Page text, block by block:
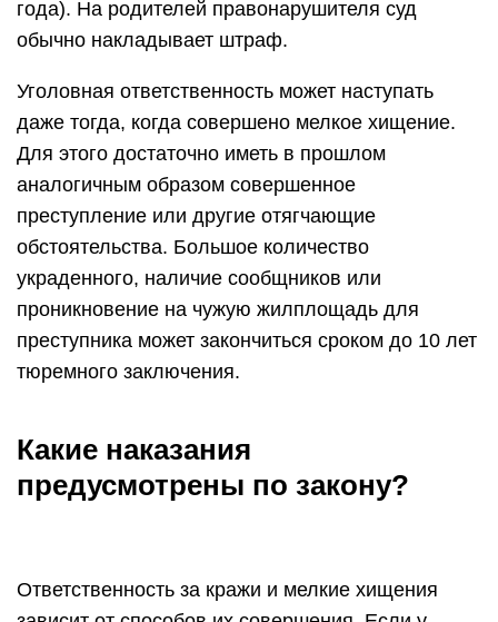
года). На родителей правонарушителя суд
обычно накладывает штраф.
Уголовная ответственность может наступать
даже тогда, когда совершено мелкое хищение.
Для этого достаточно иметь в прошлом
аналогичным образом совершенное
преступление или другие отягчающие
обстоятельства. Большое количество
украденного, наличие сообщников или
проникновение на чужую жилплощадь для
преступника может закончиться сроком до 10 лет
тюремного заключения.
Какие наказания
предусмотрены по закону?
Ответственность за кражи и мелкие хищения